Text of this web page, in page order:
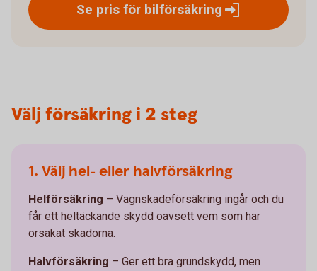
Se pris för bilförsäkring
Välj försäkring i 2 steg
1. Välj hel- eller halvförsäkring
Helförsäkring – Vagnskadeförsäkring ingår och du
får ett heltäckande skydd oavsett vem som har
orsakat skadorna.
Halvförsäkring – Ger ett bra grundskydd, men